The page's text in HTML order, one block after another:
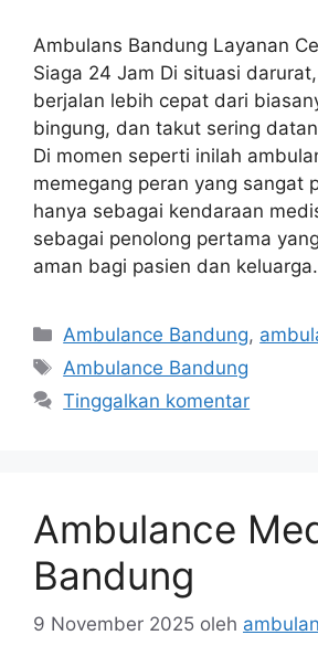
Ambulans Bandung Layanan
Siaga 24 Jam Di situasi
berjalan lebih cepat dari
bingung, dan takut sering
Di momen seperti inilah
memegang peran yang sangat
hanya sebagai kendaraan
sebagai penolong pertama
aman bagi pasien dan
Kategori
Ambulance Bandung,
Tag
Ambulance Bandung
Tinggalkan komentar
Ambulance
Bandung
9 November 2025 oleh